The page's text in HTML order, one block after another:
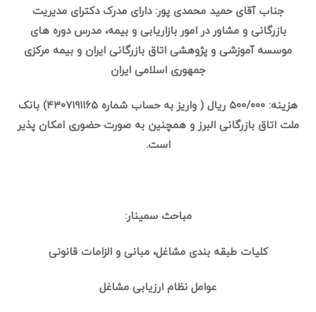
جناب آقای حمید محمدی پور:دارای مدرک دکترای مدیریت
بازرگانی و مشاور در امور بازاریابی و بیمه، مدرس دوره های
موسسه آموزشی و پژوهشی اتاق بازرگانی ایران و بیمه مرکزی
جمهوری اسلامی ایران
هزینه: ۵۰۰/۰۰۰ ریال
( واریز به حساب شماره ۴۳۰۷۱۹۱۱۶۵) بانک
ملت اتاق بازرگانی البرز و همچنین به صورت حضوری امکان پذیر
است.
مباحث سمینار:
کلیات طبقه بندی مشاغل، مبانی و الزامات قانونی
عوامل نظام ارزیابی مشاغل